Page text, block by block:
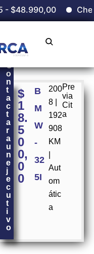
$48.990,00
C
o
n
t
a
c
t
a
r
a
u
n
e
j
e
c
u
t
i
v
o
$
1
8.
5
0
0,
0
0
B
M
W
-
32
5I
200
8 |
192
908
KM
Aut
om
átic
a
Pre
via
Cit
a